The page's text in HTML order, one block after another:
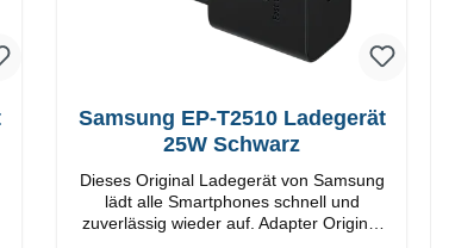
Samsung EP-T2510 Ladegerät
25W Schwarz
Dieses Original Ladegerät von Samsung
lädt alle Smartphones schnell und
zuverlässig wieder auf. Adapter Original